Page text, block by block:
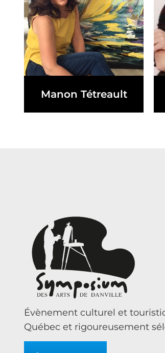
Manon Tétreault
Évènement culturel et
Québec et rigoureusement